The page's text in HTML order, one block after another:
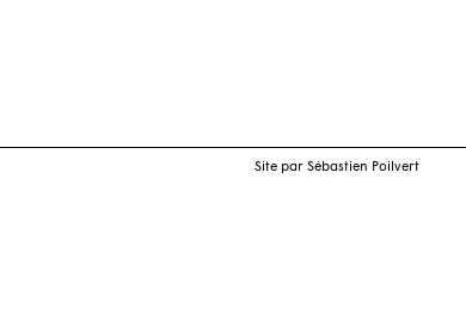
Site par Sébastien Poilvert